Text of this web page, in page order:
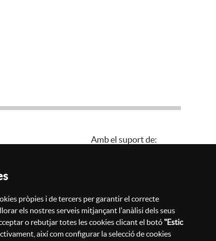
pròpies i de tercers per garantir el correcte
els nostres serveis mitjançant l'anàlisi dels seus
o rebutjar totes les cookies clicant el botó "Estic
així com configurar la selecció de cookies
Amb el suport de:
Configurar cookies
Política de cookies
Avís legal
Informació bàsica RGPD